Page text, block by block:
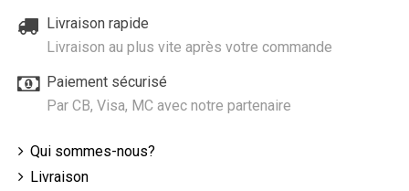
Livraison rapide
Livraison au plus vite après votre commande
Paiement sécurisé
Par CB, Visa, MC avec notre partenaire
Qui sommes-nous?
Livraison